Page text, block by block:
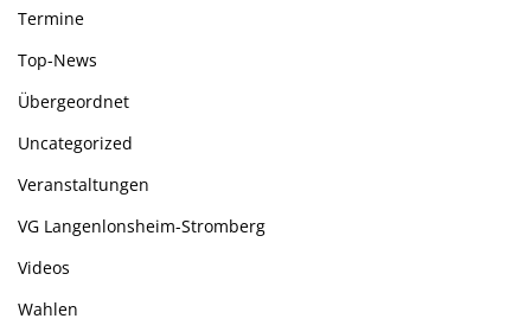
Termine
Top-News
Übergeordnet
Uncategorized
Veranstaltungen
VG Langenlonsheim-Stromberg
Videos
Wahlen